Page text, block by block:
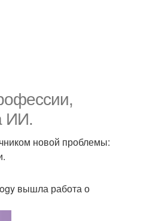
ИИ.
новой проблемы:
вышла работа о